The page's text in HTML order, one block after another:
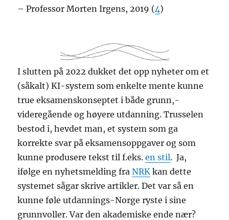
– Professor Morten Irgens, 2019 (4)
I slutten på 2022 dukket det opp nyheter om et
(såkalt) KI-system som enkelte mente kunne
true eksamenskonseptet i både grunn,-
videregående og høyere utdanning. Trusselen
bestod i, hevdet man, et system som ga
korrekte svar på eksamensoppgaver og som
kunne produsere tekst til f.eks.en stil. Ja,
ifølge en nyhetsmelding fraNRK kan dette
systemet sågar skrive artikler. Det var så en
kunne føle utdannings-Norge ryste i sine
grunnvoller. Var den akademiske ende nær?